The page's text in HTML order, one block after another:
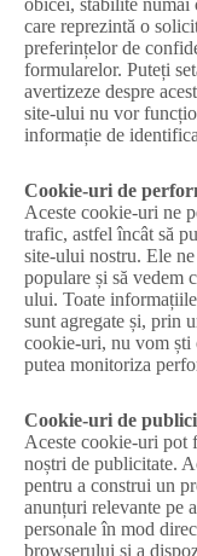
obicei, stabilite numai
care reprezintă o
preferințelor de
formularelor. Puteți
avertizeze despre
site-ului nu vor
informație de
Cookie-uri de
Aceste cookie-uri ne
trafic, astfel încât să
site-ului nostru. Ele
populare și să vedem
ului. Toate
sunt agregate și, prin
cookie-uri, nu vom ști
putea monitoriza
Cookie-uri de
Aceste cookie-uri pot
noștri de publicitate.
pentru a construi un
anunțuri relevante pe
personale în mod
browserului și a